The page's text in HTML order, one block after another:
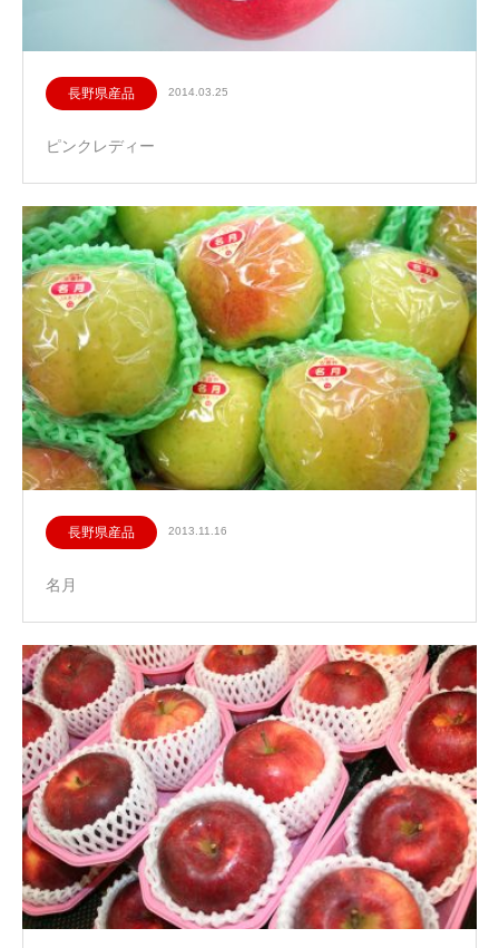
長野県産品 2014.03.25
ピンクレディー
長野県産品 2013.11.16
名月